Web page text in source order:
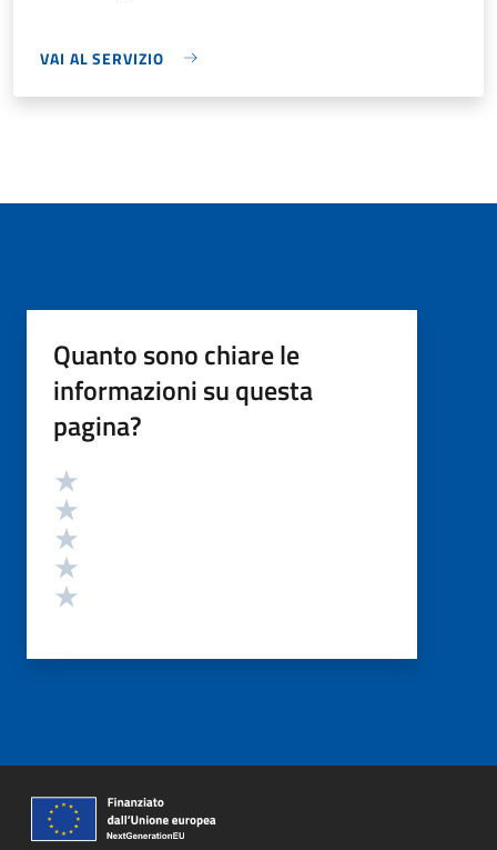
VAI AL SERVIZIO
Quanto sono chiare le
informazioni su questa
pagina?
Valutazione